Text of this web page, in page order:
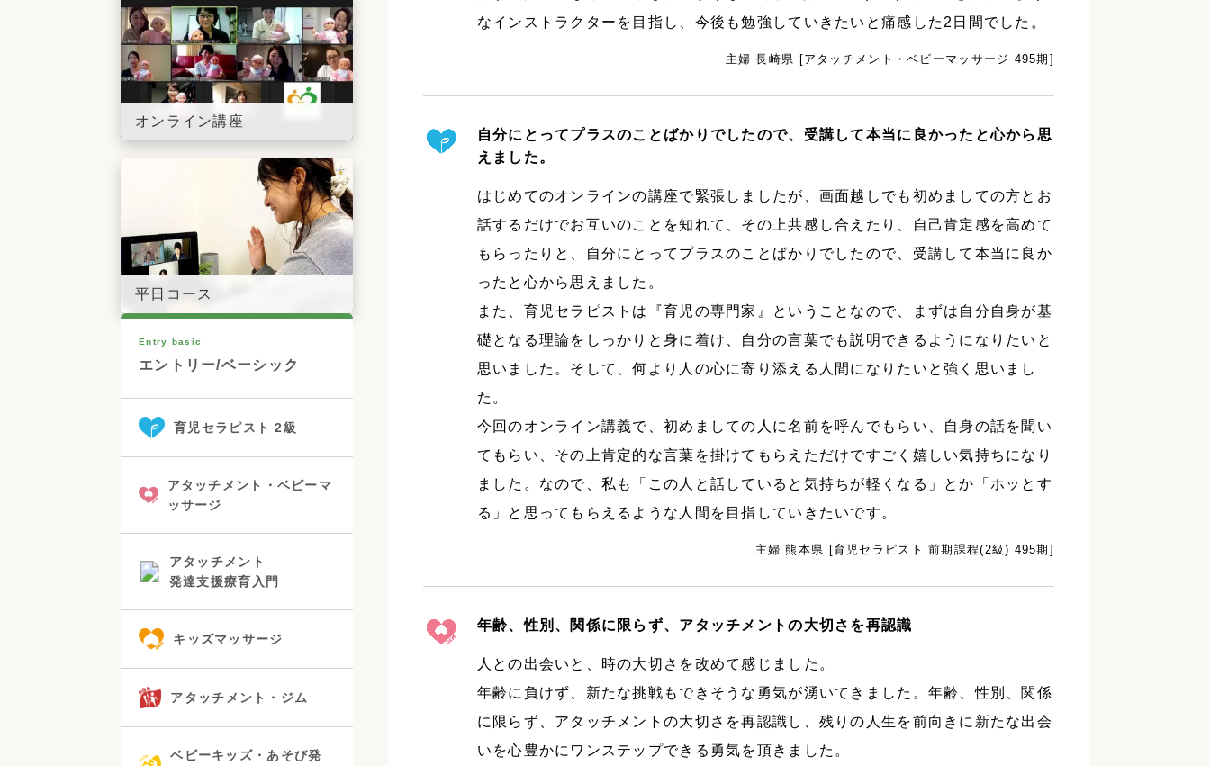
なインストラクターを目指し、今後も勉強していきたいと痛感した2日間でした。
主婦 長崎県 [アタッチメント・ベビーマッサージ 495期]
自分にとってプラスのことばかりでしたので、受講して本当に良かったと心から思
えました。
はじめてのオンラインの講座で緊張しましたが、画面越しでも初めましての方とお
話するだけでお互いのことを知れて、その上共感し合えたり、自己肯定感を高めて
もらったりと、自分にとってプラスのことばかりでしたので、受講して本当に良か
ったと心から思えました。
また、育児セラピストは『育児の専門家』ということなので、まずは自分自身が基
礎となる理論をしっかりと身に着け、自分の言葉でも説明できるようになりたいと
思いました。そして、何より人の心に寄り添える人間になりたいと強く思いまし
た。
今回のオンライン講義で、初めましての人に名前を呼んでもらい、自身の話を聞い
てもらい、その上肯定的な言葉を掛けてもらえただけですごく嬉しい気持ちになり
ました。なので、私も「この人と話していると気持ちが軽くなる」とか「ホッとす
る」と思ってもらえるような人間を目指していきたいです。
主婦 熊本県 [育児セラピスト 前期課程(2級) 495期]
年齢、性別、関係に限らず、アタッチメントの大切さを再認識
人との出会いと、時の大切さを改めて感じました。
年齢に負けず、新たな挑戦もできそうな勇気が湧いてきました。年齢、性別、関係
に限らず、アタッチメントの大切さを再認識し、残りの人生を前向きに新たな出会
いを心豊かにワンステップできる勇気を頂きました。
オンライン講座
平日コース
Entry basic
エントリー/ベーシック
育児セラピスト 2級
アタッチメント・ベビーマ
ッサージ
アタッチメント
発達支援療育入門
キッズマッサージ
アタッチメント・ジム
ベビーキッズ・あそび発